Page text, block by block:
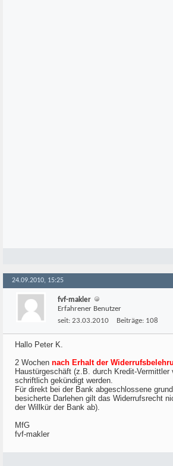
24.09.2010, 15:25
fvf-makler
Erfahrener Benutzer
seit: 23.03.2010 Beiträge: 108
Hallo Peter K.
2 Wochen nach Erhalt der
Haustürgeschäft (z.B. durch Kredit-Vermittler
schriftlich gekündigt werden.
Für direkt bei der Bank abgeschlossene
besicherte Darlehen gilt das Widerrufsrecht
der Willkür der Bank ab).
MfG
fvf-makler